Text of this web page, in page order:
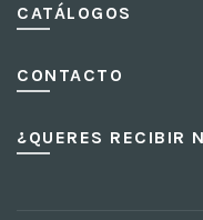
CATÁLOGOS
CONTACTO
¿QUERES RECIBIR